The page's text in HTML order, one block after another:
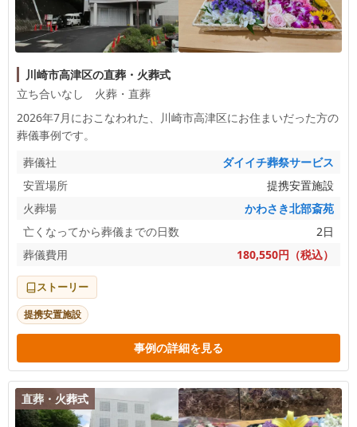
川崎市高津区の直葬・火葬式
立ち合いなし 火葬・直葬
2026年7月におこなわれた、
川崎市高津区にお住まいだった方の
葬儀事例です。
葬儀社
ダイイチ葬祭サービス
安置場所
提携安置施設
火葬場
かわさき北部斎苑
亡くなってから葬儀までの日数
2日
葬儀費用
180,550円（税込）
ストーリー
提携安置施設
事例の詳細を見る
直葬・火葬式